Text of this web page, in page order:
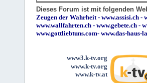
Dieses Forum ist mit folgenden
Zeugen der Wahrheit - www.assisi.ch -
www.wallfahrten.ch - www.gebete.ch -
www.gottliebtuns.com- www.das-haus-
www3.k-tv.org
www.k-tv.org
www.k-tv.at